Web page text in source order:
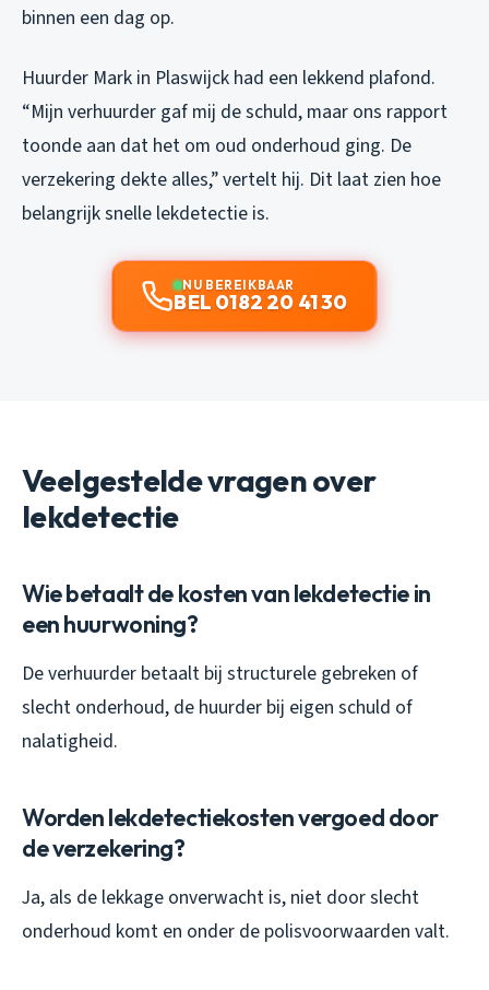
binnen een dag op.
Huurder Mark in Plaswijck had een lekkend plafond.
“Mijn verhuurder gaf mij de schuld, maar ons rapport
toonde aan dat het om oud onderhoud ging. De
verzekering dekte alles,” vertelt hij. Dit laat zien hoe
belangrijk snelle lekdetectie is.
NU BEREIKBAAR
BEL 0182 20 41 30
Veelgestelde vragen over
lekdetectie
Wie betaalt de kosten van lekdetectie in
een huurwoning?
De verhuurder betaalt bij structurele gebreken of
slecht onderhoud, de huurder bij eigen schuld of
nalatigheid.
Worden lekdetectiekosten vergoed door
de verzekering?
Ja, als de lekkage onverwacht is, niet door slecht
onderhoud komt en onder de polisvoorwaarden valt.